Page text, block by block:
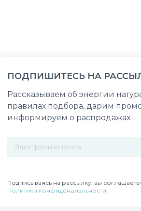
ПОДПИШИТЕСЬ НА
Рассказываем об энергии
правилах подбора, дарим
информируем о распродажах
Подписываясь на рассылку, вы
Политики конфиденциальности